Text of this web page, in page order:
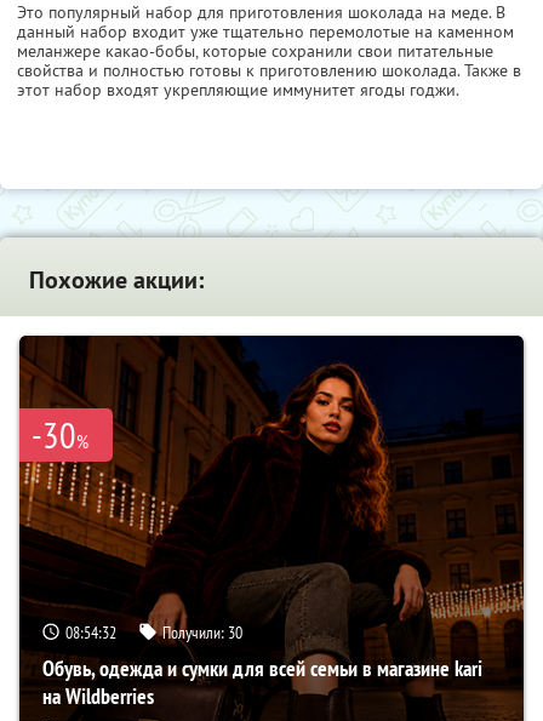
Это популярный набор для приготовления шоколада на меде. В
данный набор входит уже тщательно перемолотые на каменном
меланжере какао-бобы, которые сохранили свои питательные
свойства и полностью готовы к приготовлению шоколада. Также в
этот набор входят укрепляющие иммунитет ягоды годжи.
Похожие акции:
-30%
08:54:31 Получили: 30
Обувь, одежда и сумки для всей семьи в магазине kari
на Wildberries